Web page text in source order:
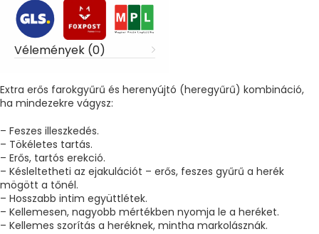
Vélemények (0)
Extra erős farokgyűrű és herenyújtó (heregyűrű) kombináció,
ha mindezekre vágysz:
– Feszes illeszkedés.
– Tökéletes tartás.
– Erős, tartós erekció.
– Késleltetheti az ejakulációt – erős, feszes gyűrű a herék
mögött a tőnél.
– Hosszabb intim együttlétek.
– Kellemesen, nagyobb mértékben nyomja le a heréket.
– Kellemes szorítás a heréknek, mintha markolásznák.